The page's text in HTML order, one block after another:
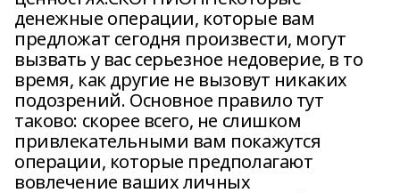
денежные операции, которые вам
предложат сегодня произвести, могут
вызвать у вас серьезное недоверие, в то
время, как другие не вызовут никаких
подозрений. Основное правило тут
таково: скорее всего, не слишком
привлекательными вам покажутся
операции, которые предполагают
вовлечение ваших личных